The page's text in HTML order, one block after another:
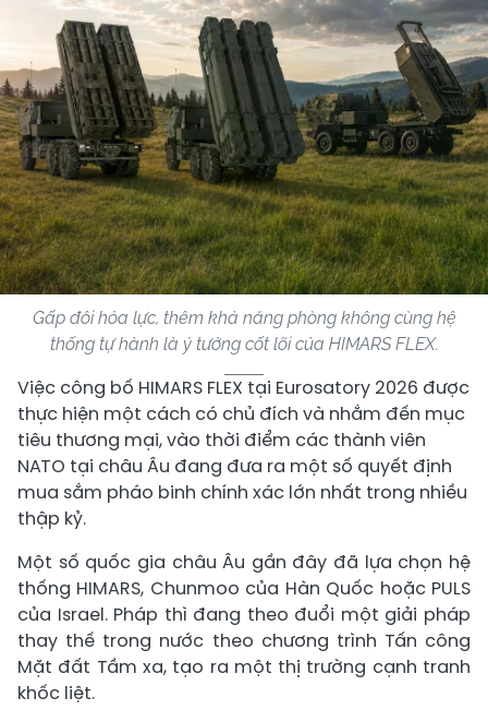
Gấp đôi hỏa lực, thêm khả năng phòng không cùng hệ
thống tự hành là ý tưởng cốt lõi của HIMARS FLEX.
Việc công bố HIMARS FLEX tại Eurosatory 2026 được
thực hiện một cách có chủ đích và nhắm đến mục
tiêu thương mại, vào thời điểm các thành viên
NATO tại châu Âu đang đưa ra một số quyết định
mua sắm pháo binh chính xác lớn nhất trong nhiều
thập kỷ.
Một số quốc gia châu Âu gần đây đã lựa chọn hệ
thống HIMARS, Chunmoo của Hàn Quốc hoặc PULS
của Israel. Pháp thì đang theo đuổi một giải pháp
thay thế trong nước theo chương trình Tấn công
Mặt đất Tầm xa, tạo ra một thị trường cạnh tranh
khốc liệt.